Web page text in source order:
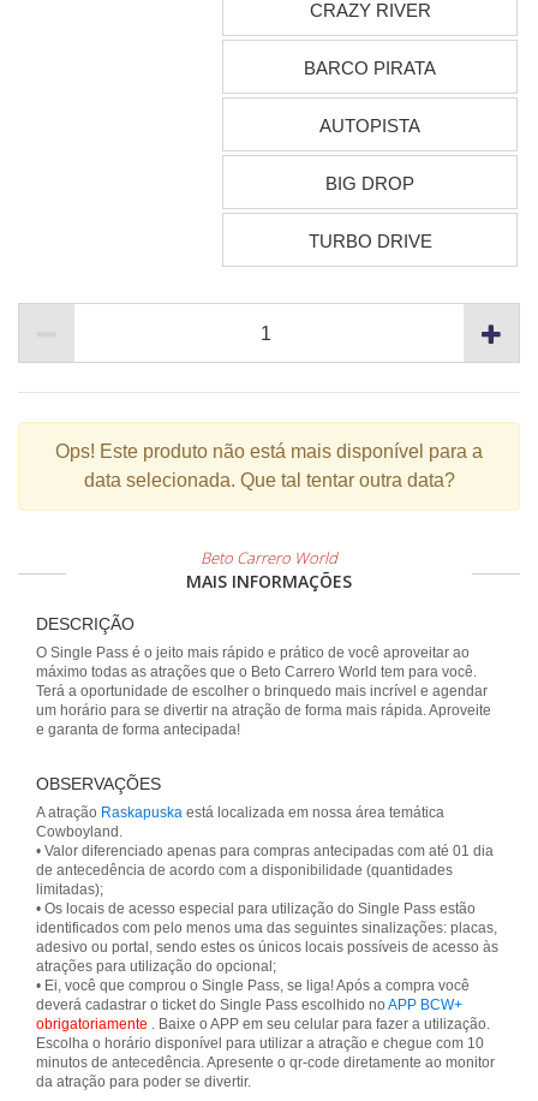
CRAZY RIVER
BARCO PIRATA
AUTOPISTA
BIG DROP
TURBO DRIVE
Ops! Este produto não está mais disponível para a
data selecionada. Que tal tentar outra data?
Beto Carrero World
MAIS INFORMAÇÕES
DESCRIÇÃO
O Single Pass é o jeito mais rápido e prático de você aproveitar ao
máximo todas as atrações que o Beto Carrero World tem para você.
Terá a oportunidade de escolher o brinquedo mais incrível e agendar
um horário para se divertir na atração de forma mais rápida. Aproveite
e garanta de forma antecipada!
OBSERVAÇÕES
A atração Raskapuska está localizada em nossa área temática
Cowboyland.
• Valor diferenciado apenas para compras antecipadas com até 01 dia
de antecedência de acordo com a disponibilidade (quantidades
limitadas);
• Os locais de acesso especial para utilização do Single Pass estão
identificados com pelo menos uma das seguintes sinalizações: placas,
adesivo ou portal, sendo estes os únicos locais possíveis de acesso às
atrações para utilização do opcional;
• Ei, você que comprou o Single Pass, se liga! Após a compra você
deverá cadastrar o ticket do Single Pass escolhido no APP BCW+
obrigatoriamente . Baixe o APP em seu celular para fazer a utilização.
Escolha o horário disponível para utilizar a atração e chegue com 10
minutos de antecedência. Apresente o qr-code diretamente ao monitor
da atração para poder se divertir.